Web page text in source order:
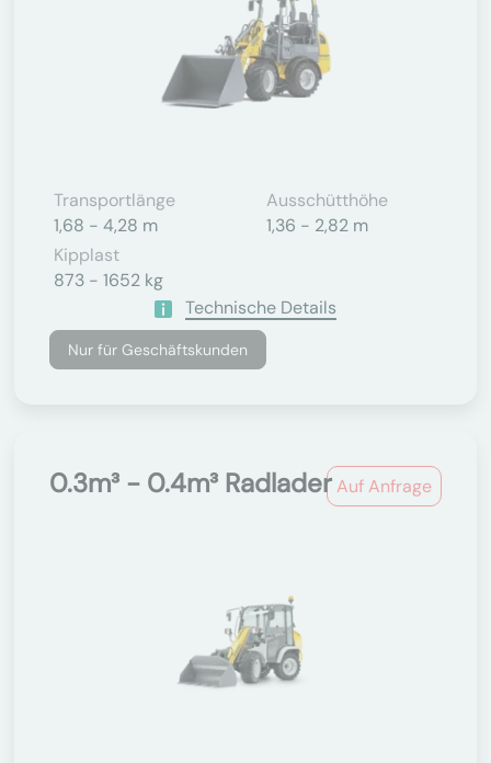
Transportlänge
1,68 - 4,28 m
Ausschütthöhe
1,36 - 2,82 m
Kipplast
873 - 1652 kg
Technische Details
Nur für Geschäftskunden
Auf Anfrage
0.3m³ - 0.4m³ Radlader